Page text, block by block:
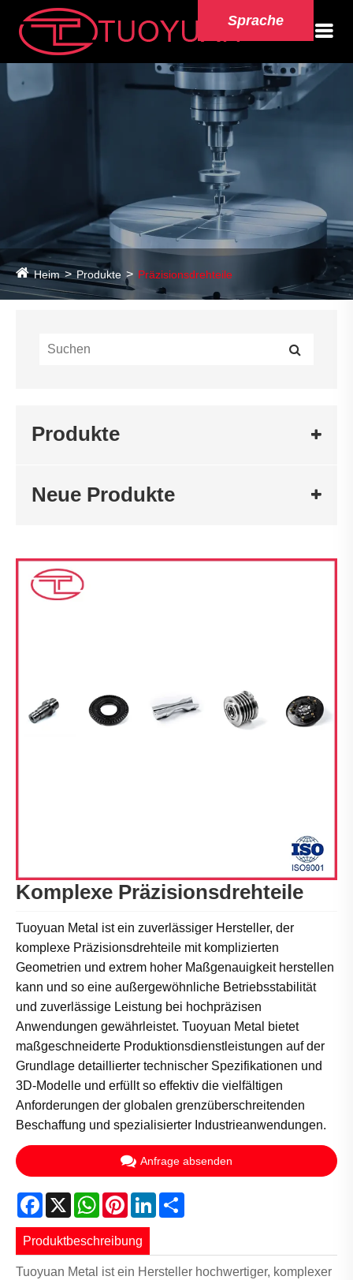
Sprache
Heim Produkte Präzisionsdrehteile
Produkte
Neue Produkte
Komplexe Präzisionsdrehteile
Tuoyuan Metal ist ein zuverlässiger Hersteller, der
komplexe Präzisionsdrehteile mit komplizierten
Geometrien und extrem hoher Maßgenauigkeit herstellen
kann und so eine außergewöhnliche Betriebsstabilität
und zuverlässige Leistung bei hochpräzisen
Anwendungen gewährleistet. Tuoyuan Metal bietet
maßgeschneiderte Produktionsdienstleistungen auf der
Grundlage detaillierter technischer Spezifikationen und
3D-Modelle und erfüllt so effektiv die vielfältigen
Anforderungen der globalen grenzüberschreitenden
Beschaffung und spezialisierter Industrieanwendungen.
Anfrage absenden
Facebook
X WhatsApp
PinterestLinkedIn
Produktbeschreibung
Tuoyuan Metal ist ein Hersteller hochwertiger, komplexer